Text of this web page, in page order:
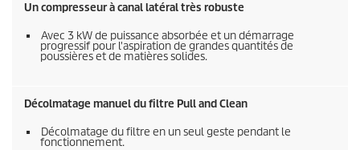
Un compresseur à canal latéral très robuste
Avec 3 kW de puissance absorbée et un démarrage
progressif pour l'aspiration de grandes quantités de
poussières et de matières solides.
Décolmatage manuel du filtre Pull and Clean
Décolmatage du filtre en un seul geste pendant le
fonctionnement.